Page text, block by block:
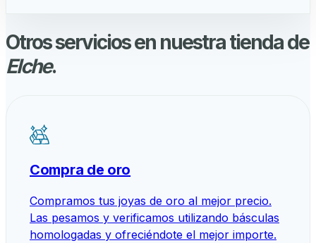
Otros servicios en nuestra tienda de
Elche.
Compra de oro
Compramos tus joyas de oro al mejor precio.
Las pesamos y verificamos utilizando básculas
homologadas y ofreciéndote el mejor importe.